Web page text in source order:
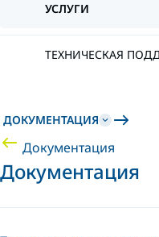
УСЛУГИ
ТЕХНИЧЕСКАЯ
ДОКУМЕНТАЦИЯ
Документация
Документация